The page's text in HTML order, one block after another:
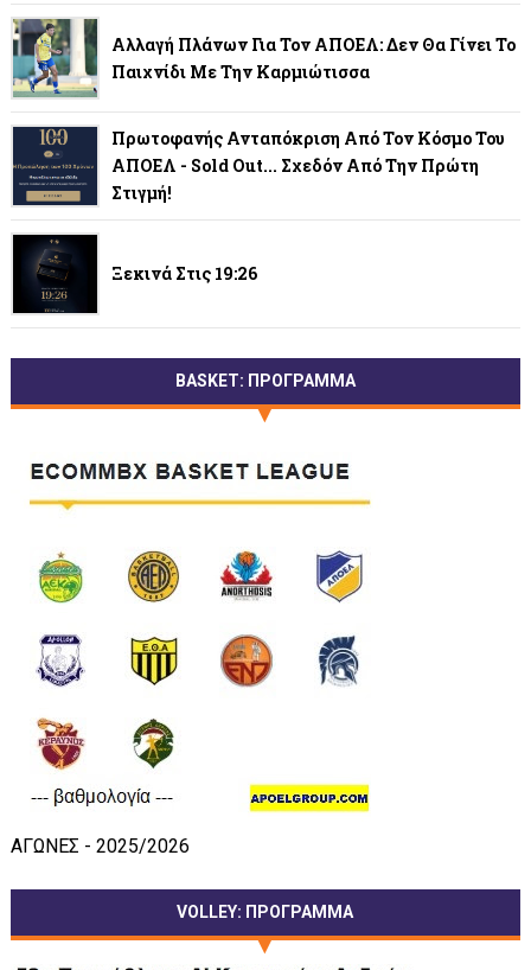
Αλλαγή Πλάνων Για Τον ΑΠΟΕΛ: Δεν Θα Γίνει Το
Παιχνίδι Με Την Καρμιώτισσα
Πρωτοφανής Ανταπόκριση Από Τον Κόσμο Του
ΑΠΟΕΛ - Sold Out... Σχεδόν Από Την Πρώτη
Στιγμή!
Ξεκινά Στις 19:26
BASKET: ΠΡΟΓΡΑΜΜΑ
ΑΓΩΝΕΣ - 2025/2026
VOLLEY: ΠΡΟΓΡΑΜΜΑ